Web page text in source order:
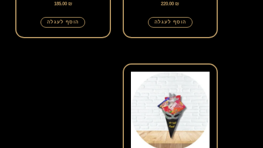
220.00₪
הוסף לעגלה
185.00 ₪
הוסף לעגלה